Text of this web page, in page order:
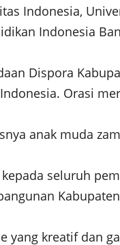
Indonesia,
Indonesia
Dispora
Orasi
anak muda
seluruh
yang kreatif dan